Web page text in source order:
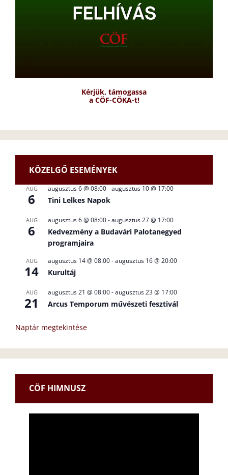
Kérjük, támogassa
a CÖF-CÖKA-t!
KÖZELGŐ ESEMÉNYEK
AUG
6
augusztus 6 @ 08:00-augusztus 10 @ 17:00
Tini Lelkes Napok
AUG
6
augusztus 6 @ 08:00-augusztus 27 @ 17:00
Kedvezmény a Budavári Palotanegyed
programjaira
AUG
14
augusztus 14 @ 08:00-augusztus 16 @ 20:00
Kurultáj
AUG
21
augusztus 21 @ 08:00-augusztus 23 @ 17:00
Arcus Temporum művészeti fesztivál
Naptár megtekintése
CÖF HIMNUSZ